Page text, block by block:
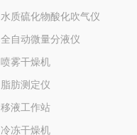
水质硫化物酸化吹气仪
全自动微量分液仪
喷雾干燥机
脂肪测定仪
移液工作站
冷冻干燥机